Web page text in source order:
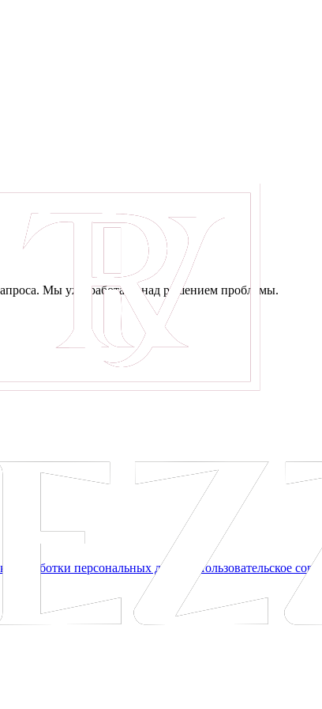
Мы уже работаем над решением проблемы.
обработки персональных данных
Пользовательское